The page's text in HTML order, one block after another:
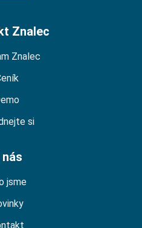
Znalec
Znalec
si
nás
jsme